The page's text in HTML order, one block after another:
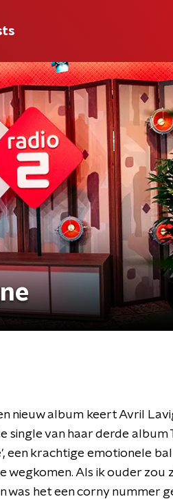
nieuw album keert Avril
single van haar derde album
een krachtige emotionele
wegkomen. Als ik ouder zou
was het een corny nummer